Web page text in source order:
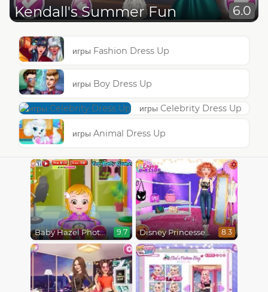
Kendall's Summer Fun 6.0
игры Fashion Dress Up
игры Boy Dress Up
игры Celebrity Dress Up
игры Animal Dress Up
Baby Hazel Photoshoot 9.7 Disney Princesses Runway Show 8.3